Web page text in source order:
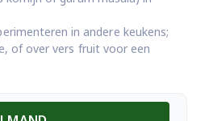
in andere keukens;
of over vers fruit voor een